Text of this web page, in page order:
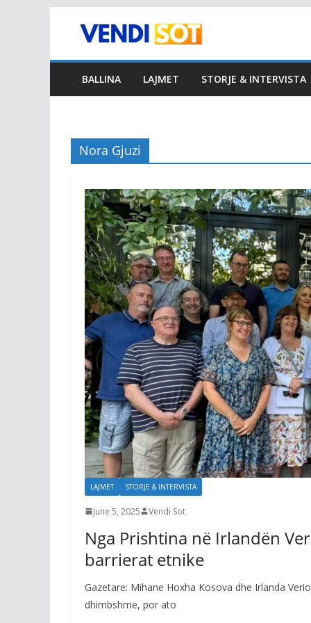
BALLINA LAJMET STORJE & INTERVISTA
Nora Gjuzi
LAJMET STORJE & INTERVISTA
June 5, 2025 Vendi Sot
Nga Prishtina në Irlandën
barrierat etnike
Gazetare: Mihane Hoxha Kosova dhe Irlanda
dhimbshme, por ato